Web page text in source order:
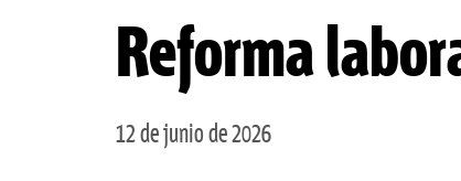
Reforma
12 de junio de 2026